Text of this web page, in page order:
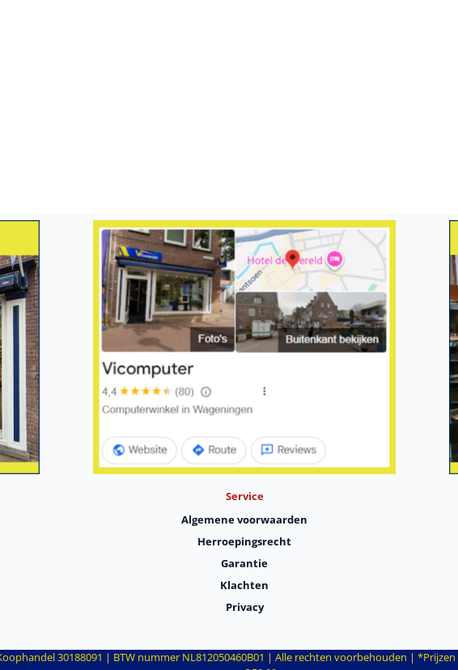
Service
Algemene voorwaarden
Herroepingsrecht
Garantie
Klachten
Privacy
30188091 | BTW nummer NL812050460B01 | Alle rechten voorbehouden |